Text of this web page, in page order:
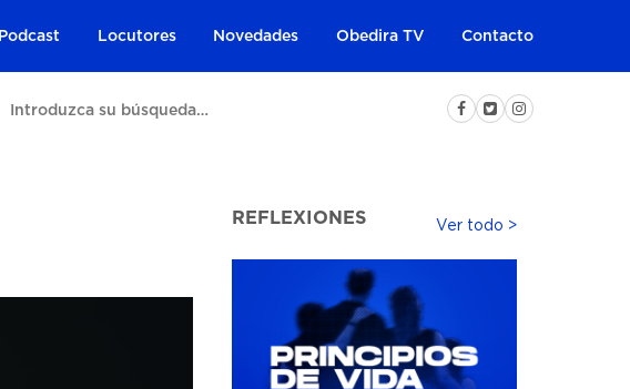
Podcast Locutores Novedades Obedira TV Contacto
REFLEXIONES Ver todo >